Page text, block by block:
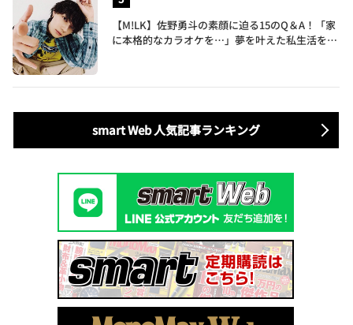
【M!LK】佐野勇斗の素顔に迫る15のQ＆A！「家
に本格的なカラオケを…」夢を叶えた私生活を公
smart Web 人気記事ランキング